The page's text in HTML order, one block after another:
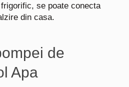
se poate conecta
din casa.
de
Apa